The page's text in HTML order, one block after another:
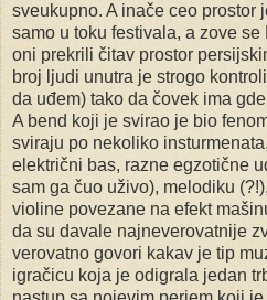
sveukupno. A inače ceo prostor
samo u toku festivala, a zove
oni prekrili čitav prostor
broj ljudi unutra je strogo
da uđem) tako da čovek ima
A bend koji je svirao je bio
sviraju po nekoliko
električni bas, razne egzotične
sam ga čuo uživo), melodiku
violine povezane na efekt
da su davale najneverovatnije
verovatno govori kakav je tip
igračicu koja je odigrala jedan